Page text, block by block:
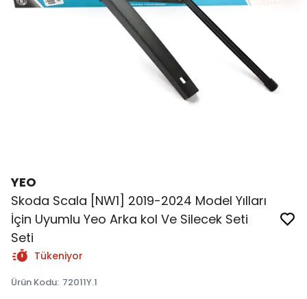
YEO
Skoda Scala [NW1] 2019-2024 Model Yılları
İçin Uyumlu Yeo Arka kol Ve Silecek Seti
Seti
Tükeniyor
Ürün Kodu: 72011Y.1